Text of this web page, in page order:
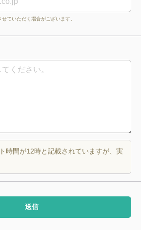
ていただく場合がございます。
時間が12時と記載されていますが、実
送信